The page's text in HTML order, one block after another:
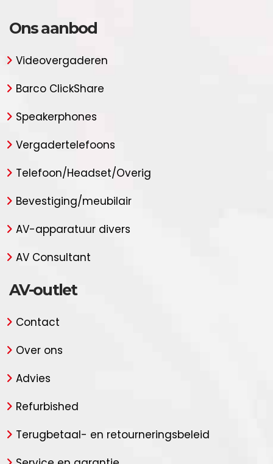
Ons aanbod
Videovergaderen
Barco ClickShare
Speakerphones
Vergadertelefoons
Telefoon/Headset/Overig
Bevestiging/meubilair
AV-apparatuur divers
AV Consultant
AV-outlet
Contact
Over ons
Advies
Refurbished
Terugbetaal- en retourneringsbeleid